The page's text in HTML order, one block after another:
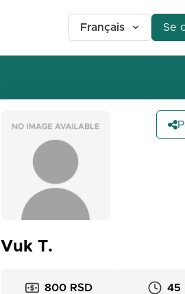
Français Se
Vuk T.
800 RSD 45